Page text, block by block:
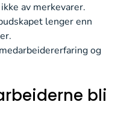
av merkevarer.
lenger enn
og
bli